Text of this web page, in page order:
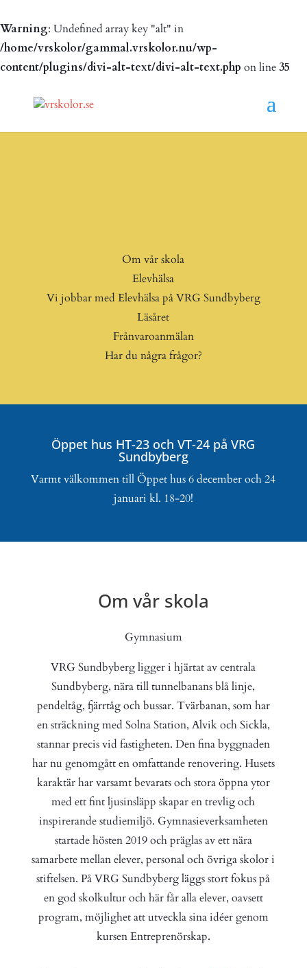
Warning: Undefined array key "alt" in
/home/vrskolor/gammal.vrskolor.nu/wp-
content/plugins/divi-alt-text/divi-alt-text.php on line35
Om vår skola
Elevhälsa
Vi jobbar med Elevhälsa på VRG Sundbyberg
Läsåret
Frånvaroanmälan
Har du några frågor?
Öppet hus HT-23 och VT-24 på VRG
Sundbyberg
Varmt välkommen till Öppet hus 6 december och 24
januari kl. 18-20!
Om vår skola
Gymnasium
VRG Sundbyberg ligger i hjärtat av centrala
Sundbyberg, nära till tunnelbanans blå linje,
pendeltåg, fjärrtåg och bussar. Tvärbanan, som har
en sträckning med Solna Station, Alvik och Sickla,
stannar precis vid fastigheten. Den fina byggnaden
har nu genomgått en omfattande renovering. Husets
karaktär har varsamt bevarats och stora öppna ytor
med ett fint ljusinsläpp skapar en trevlig och
inspirerande studiemiljö. Gymnasieverksamheten
startade hösten 2019 och präglas av ett nära
samarbete mellan elever, personal och övriga skolor i
stiftelsen. På VRG Sundbyberg läggs stort fokus på
en god skolkultur och här får alla elever, oavsett
program, möjlighet att utveckla sina idéer genom
kursen Entreprenörskap.